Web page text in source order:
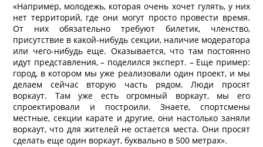
«Например, молодежь, которая очень хочет гулять, у них
нет территорий, где они могут просто провести время.
От них обязательно требуют билетик, членство,
присутствие в какой-нибудь секции, наличие модератора
или чего-нибудь еще. Оказывается, что там постоянно
идут представления, – поделился эксперт. – Еще пример:
город, в котором мы уже реализовали один проект, и мы
делаем сейчас вторую часть рядом. Люди просят
воркаут. Там уже есть огромный воркаут, мы его
спроектировали и построили. Знаете, спортсмены
местные, секции карате и другие, они настолько заняли
воркаут, что для жителей не остается места. Они просят
сделать еще один воркаут, буквально в 500 метрах».